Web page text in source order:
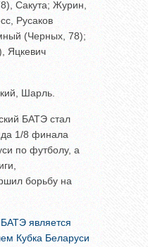
Сакута; Журин,
Русаков
(Черных, 78);
Яцкевич
Шарль.
БАТЭ стал
1/8 финала
по футболу, а
борьбу на
является
Кубка Беларуси